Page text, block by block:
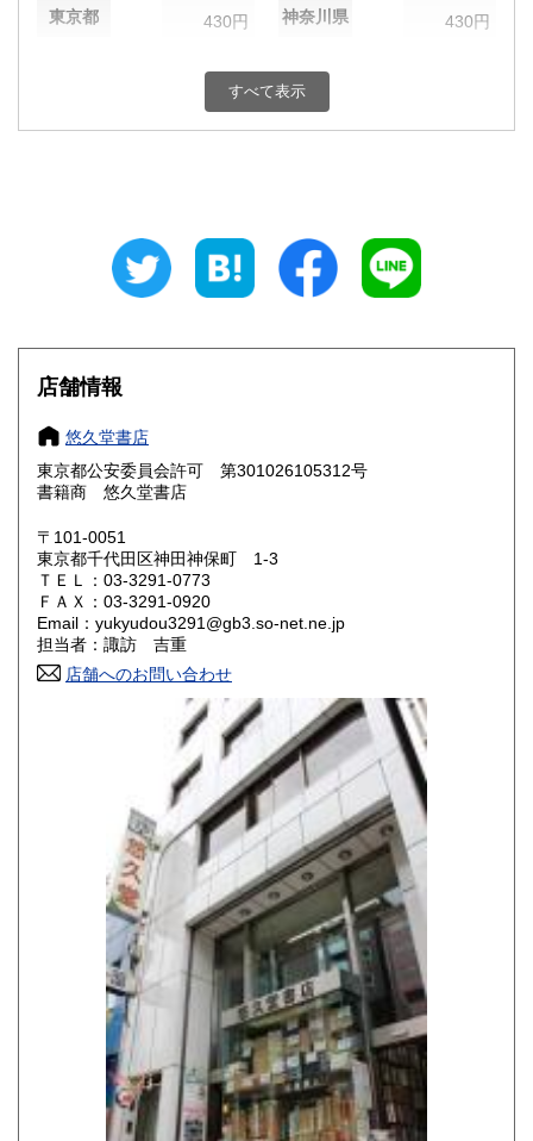
東京都 430円 神奈川県 430円
430円 富山県
430円 三重県
大阪府
奈良県
鳥取県 430円 島根県
岡山県
山口県 430円
香川県 430円 愛媛県
高知県 430円
430円 長崎県
430円 大分県
430円 鹿児島県
430円
すべて表示
店舗情報
悠久堂書店
東京都公安委員会許可 第301026105312号
書籍商 悠久堂書店
〒101-0051
東京都千代田区神田神保町 1-3
ＴＥＬ：03-3291-0773
ＦＡＸ：03-3291-0920
Email：yukyudou3291@gb3.so-net.ne.jp
担当者：諏訪 吉重
店舗へのお問い合わせ